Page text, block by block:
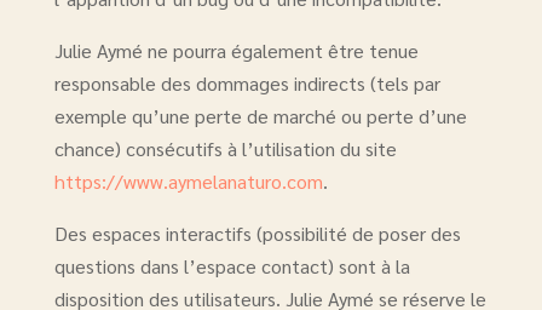
Julie Aymé ne pourra également être tenue
responsable des dommages indirects (tels par
exemple qu’une perte de marché ou perte d’une
chance) consécutifs à l’utilisation du site
https://www.aymelanaturo.com.
Des espaces interactifs (possibilité de poser des
questions dans l’espace contact) sont à la
disposition des utilisateurs. Julie Aymé se réserve le